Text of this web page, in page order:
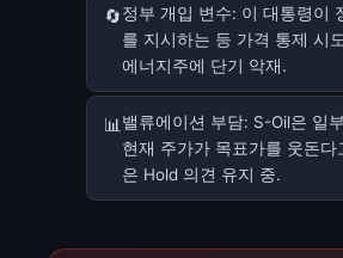
🔄정부 개입 변수: 이 대통령이
를 지시하는 등 가격 통제 시
에너지주에 단기 악재.
📊밸류에이션 부담: S-Oil은 일
현재 주가가 목표가를 웃돈다
은 Hold 의견 유지 중.